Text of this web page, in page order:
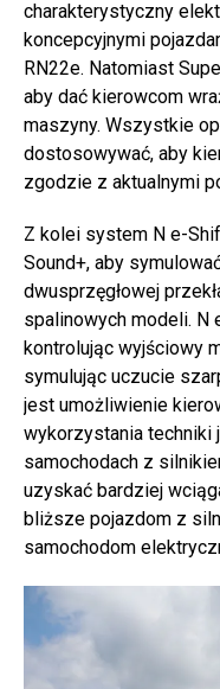
charakterystyczny
koncepcyjnymi
RN22e. Natomiast
aby dać kierowcom
maszyny. Wszystkie
dostosowywać, aby
zgodzie z aktualnymi
Z kolei system N e-
Sound+, aby
dwusprzęgłowej
spalinowych modeli. N
kontrolując wyjściowy
symulując uczucie
jest umożliwienie
wykorzystania techniki
samochodach z
uzyskać bardziej
bliższe pojazdom z
samochodom